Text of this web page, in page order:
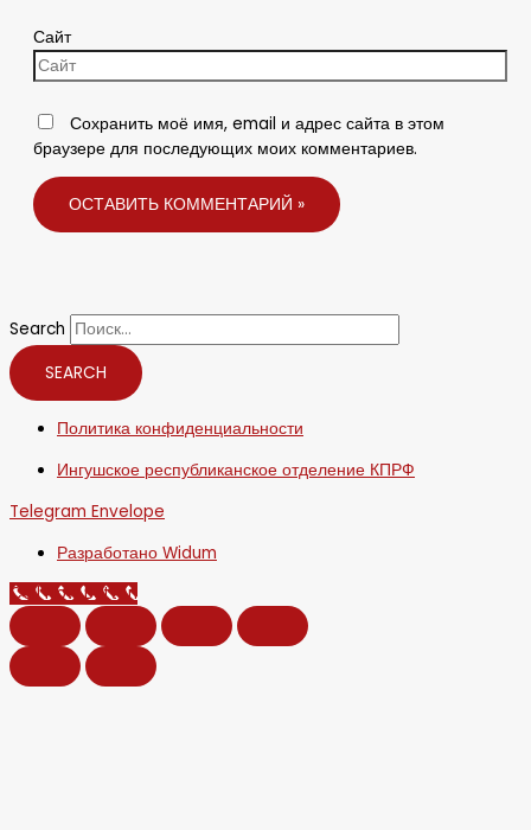
Сайт
Сохранить моё имя, email и адрес сайта в этом
браузере для последующих моих комментариев.
Search
SEARCH
Политика конфиденциальности
Ингушское республиканское отделение КПРФ
Telegram Envelope
Разработано Widum
Call Now Button